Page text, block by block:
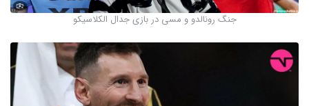
جنگ رونالدو و مسی در بازی جدال الکلاسیکو